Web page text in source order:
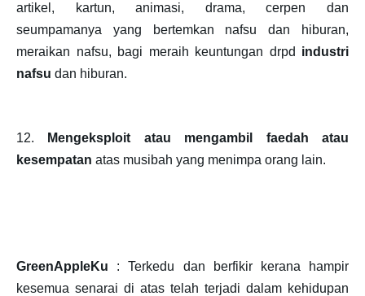
artikel, kartun, animasi, drama, cerpen dan
seumpamanya yang bertemkan nafsu dan hiburan,
meraikan nafsu, bagi meraih keuntungan drpd industri
nafsu dan hiburan.
12.
Mengeksploit atau mengambil faedah atau
kesempatan atas musibah yang menimpa orang lain.
GreenAppleKu : Terkedu dan berfikir kerana hampir
kesemua senarai di atas telah terjadi dalam kehidupan